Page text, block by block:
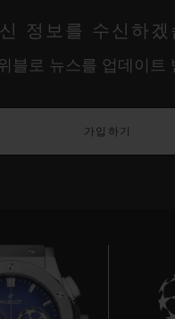
정보를 수신하겠
블로 뉴스를 업데이트
가입하기